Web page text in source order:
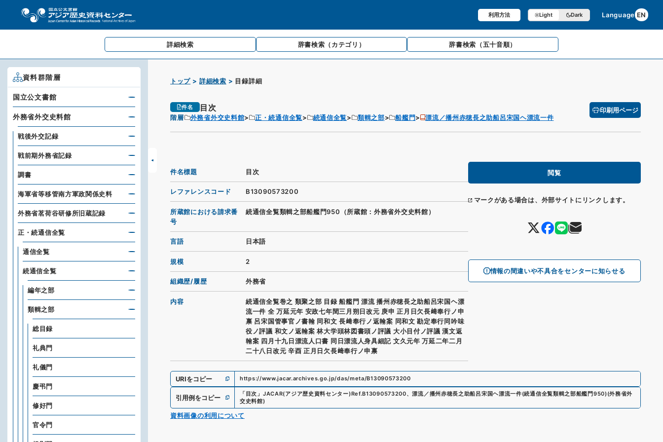
利用方法 Light Dark Language EN
詳細検索 辞書検索 （カテゴリ） 辞書検索 （五十音順）
トップ 詳細検索 目録詳細
件名 目次
階層 外務省外交史料館 正・続通信全覧 続通信全覧 類輯之部 船艦門 漂流／播州赤穂長之助船呂宋国ヘ漂流一件
印刷用ページ
閲覧
マークがある場合は、外部サイトにリンクします。
情報の間違いや不具合をセンターに知らせる
件名標題 目次
レファレンスコード B13090573200
所蔵館における請求番
号
続通信全覧類輯之部船艦門950（所蔵館：外務省外交史料館）
言語 日本語
規模 2
組織歴/履歴 外務省
内容
続通信全覧巻之 類聚之部 目録 船艦門 漂流 播州赤穂長之助船呂宋国ヘ漂
流一件 全 万延元年 安政七年閏三月朔日改元 庚申 正月日欠長﨑奉行ノ申
禀 呂宋国管事官ノ書翰 同和文 長﨑奉行ノ返翰案 同和文 勘定奉行同吟味
役ノ評議 和文ノ返翰案 林大学頭林図書頭ノ評議 大小目付ノ評議 漢文返
翰案 四月十九日漂流人口書 同日漂流人身具細記 文久元年 万延二年二月
二十八日改元 辛酉 正月日欠長﨑奉行ノ申禀
URIをコピー https://www.jacar.archives.go.jp/das/meta/B13090573200
引用例をコピー 「目次 」 JACAR(アジア歴史資料センター)Ref.B13090573200、漂流／播州赤穂長之助船呂宋国ヘ漂流一件(続通信全覧類輯之部船艦門950)(外務省外
交史料館)
資料画像の利用について
資料群階層
国立公文書館
外務省外交史料館
戦後外交記録
戦前期外務省記録
調書
海軍省等移管南方軍政関係史料
外務省茗荷谷研修所旧蔵記録
正・続通信全覧
通信全覧
続通信全覧
編年之部
類輯之部
総目録
礼典門
礼儀門
慶弔門
修好門
官令門